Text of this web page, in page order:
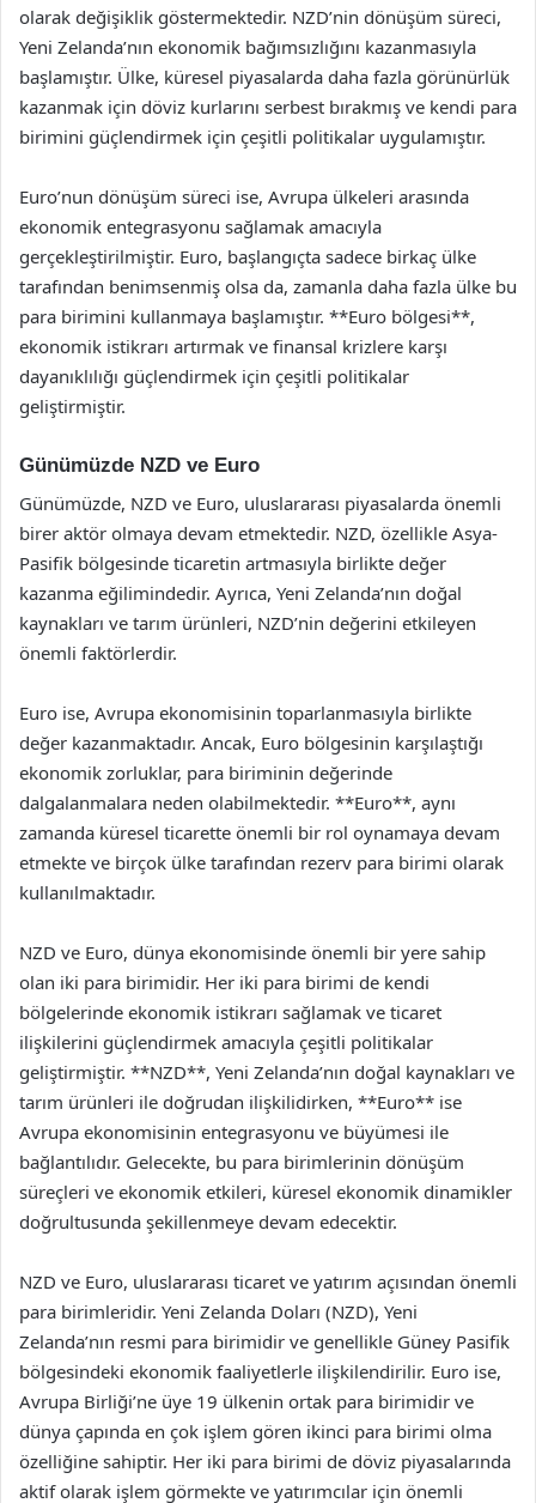
olarak değişiklik göstermektedir. NZD’nin dönüşüm süreci,
Yeni Zelanda’nın ekonomik bağımsızlığını kazanmasıyla
başlamıştır. Ülke, küresel piyasalarda daha fazla görünürlük
kazanmak için döviz kurlarını serbest bırakmış ve kendi para
birimini güçlendirmek için çeşitli politikalar uygulamıştır.
Euro’nun dönüşüm süreci ise, Avrupa ülkeleri arasında
ekonomik entegrasyonu sağlamak amacıyla
gerçekleştirilmiştir. Euro, başlangıçta sadece birkaç ülke
tarafından benimsenmiş olsa da, zamanla daha fazla ülke bu
para birimini kullanmaya başlamıştır. **Euro bölgesi**,
ekonomik istikrarı artırmak ve finansal krizlere karşı
dayanıklılığı güçlendirmek için çeşitli politikalar
geliştirmiştir.
Günümüzde NZD ve Euro
Günümüzde, NZD ve Euro, uluslararası piyasalarda önemli
birer aktör olmaya devam etmektedir. NZD, özellikle Asya-
Pasifik bölgesinde ticaretin artmasıyla birlikte değer
kazanma eğilimindedir. Ayrıca, Yeni Zelanda’nın doğal
kaynakları ve tarım ürünleri, NZD’nin değerini etkileyen
önemli faktörlerdir.
Euro ise, Avrupa ekonomisinin toparlanmasıyla birlikte
değer kazanmaktadır. Ancak, Euro bölgesinin karşılaştığı
ekonomik zorluklar, para biriminin değerinde
dalgalanmalara neden olabilmektedir. **Euro**, aynı
zamanda küresel ticarette önemli bir rol oynamaya devam
etmekte ve birçok ülke tarafından rezerv para birimi olarak
kullanılmaktadır.
NZD ve Euro, dünya ekonomisinde önemli bir yere sahip
olan iki para birimidir. Her iki para birimi de kendi
bölgelerinde ekonomik istikrarı sağlamak ve ticaret
ilişkilerini güçlendirmek amacıyla çeşitli politikalar
geliştirmiştir. **NZD**, Yeni Zelanda’nın doğal kaynakları ve
tarım ürünleri ile doğrudan ilişkilidirken, **Euro** ise
Avrupa ekonomisinin entegrasyonu ve büyümesi ile
bağlantılıdır. Gelecekte, bu para birimlerinin dönüşüm
süreçleri ve ekonomik etkileri, küresel ekonomik dinamikler
doğrultusunda şekillenmeye devam edecektir.
NZD ve Euro, uluslararası ticaret ve yatırım açısından önemli
para birimleridir. Yeni Zelanda Doları (NZD), Yeni
Zelanda’nın resmi para birimidir ve genellikle Güney Pasifik
bölgesindeki ekonomik faaliyetlerle ilişkilendirilir. Euro ise,
Avrupa Birliği’ne üye 19 ülkenin ortak para birimidir ve
dünya çapında en çok işlem gören ikinci para birimi olma
özelliğine sahiptir. Her iki para birimi de döviz piyasalarında
aktif olarak işlem görmekte ve yatırımcılar için önemli